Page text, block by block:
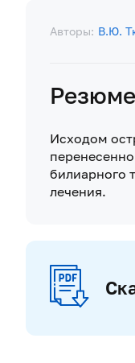
Авторы: В.Ю.
Резюме
Исходом
билиарного
лечения.